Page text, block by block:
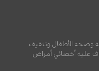
وصحة الأطفال وتثقيف
عليه أخصائي أمراض